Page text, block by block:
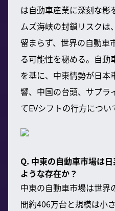
は自動車産業に深刻な影
ムズ海峡の封鎖リスクは
留まらず、世界の自動車
る可能性を秘める。自
を基に、中東情勢が日本
響、中国の台頭、サプラ
てEVシフトの行方につい
Q. 中東の自動車市場は
ような存在か？
中東の自動車市場は世界
間約406万台と規模は小